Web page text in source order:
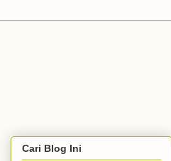
Cari Blog Ini